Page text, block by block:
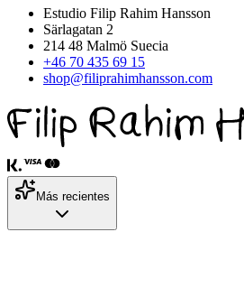
Estudio Filip Rahim Hansson
Särlagatan 2
214 48 Malmö Suecia
+46 70 435 69 15
shop@filiprahimhansson.com
Más recientes